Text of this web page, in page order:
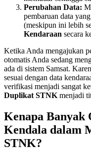
Perubahan Data:
pembaruan data
(meskipun ini lebih
Kendaraan secara
Ketika Anda mengajukan
otomatis Anda sedang
ada di sistem Samsat.
sesuai dengan data
verifikasi menjadi sangat
Duplikat STNK menjadi
Kenapa Banyak
Kendala dalam
STNK?